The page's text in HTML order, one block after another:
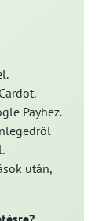
Payhez.
után,